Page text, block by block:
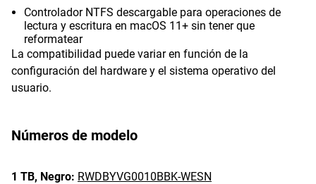
Controlador NTFS descargable para operaciones de
lectura y escritura en macOS 11+ sin tener que
reformatear
La compatibilidad puede variar en función de la
configuración del hardware y el sistema operativo del
usuario.
Números de modelo
1 TB, Negro: RWDBYVG0010BBK-WESN